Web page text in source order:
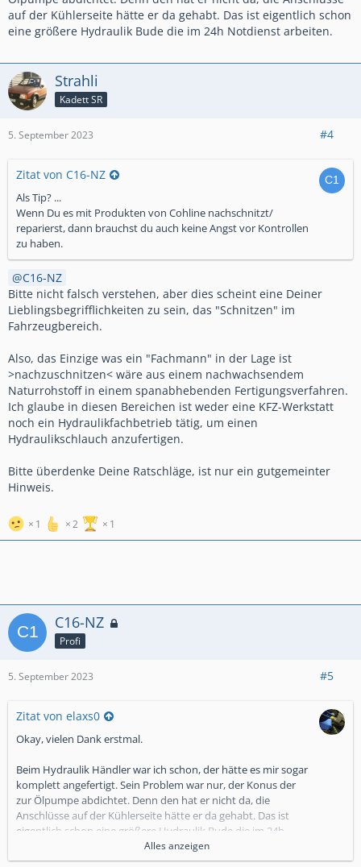
auf der Kühlerseite hätte er da gehabt. Das ist eigentlich schon
eine größere Hydraulik Bude die im 24h Notdienst arbeiten.
Strahli
Kadett SR
5. September 2023 #4
Zitat von C16-NZ
Als Tip? ...
Wenn Du es mit Produkten von Cohline nachschnitzt/
reparierst, dann brauchst du auch keine Angst vor Kontrollen
zu haben.
C16-NZ
Bitte nicht falsch verstehen, aber dies scheint eine Deiner
Lieblingsbegrifflichkeiten zu sein, das "Schnitzen" im
Fahrzeugbereich.
Also, das Einzige was ein "Fachmann" in der Lage ist
>nachzuschnitzen< wäre aus einem nachwachsendem
Naturrohstoff in einem spanabhebenden Fertigungsverfahren.
Ich glaube in diesen Bereichen ist weder eine KFZ-Werkstatt
noch ein Hydraulikfachbetrieb tätig, um einen
Hydraulikschlauch anzufertigen.
Bitte überdenke Deine Ratschläge, ist nur ein gutgemeinter
Hinweis.
1 2 1
C16-NZ
Profi
5. September 2023 #5
Zitat von elaxs0
Okay, vielen Dank erstmal.
Beim Hydraulik Händler war ich schon, der hätte es mir sogar
komplett angefertigt. Sein Problem war nur, der Konus der
zur Ölpumpe abdichtet. Denn den hat er nicht da, die
Anschlüsse auf der Kühlerseite hätte er da gehabt. Das ist
eigentlich schon eine größere Hydraulik Bude die im 24h
Alles anzeigen